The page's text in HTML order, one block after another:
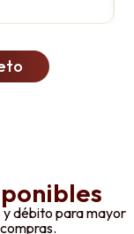
débito para mayor